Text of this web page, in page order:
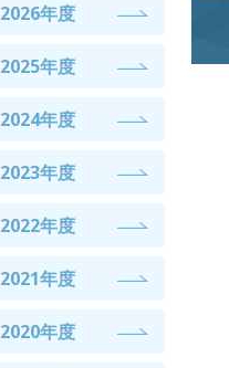
2026年度
2025年度
2024年度
2023年度
2022年度
2021年度
2020年度